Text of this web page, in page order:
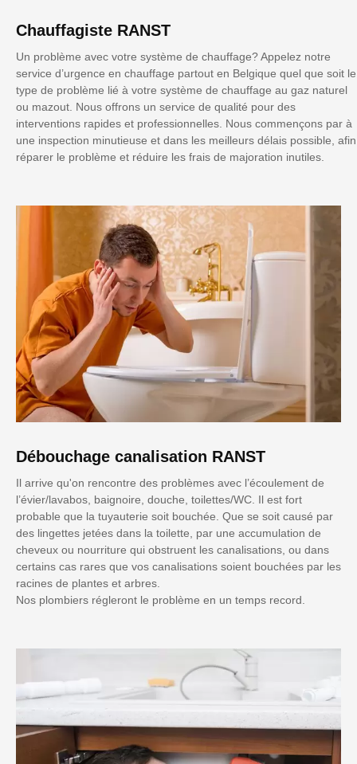
Chauffagiste RANST
Un problème avec votre système de chauffage? Appelez notre
service d’urgence en chauffage partout en Belgique quel que soit le
type de problème lié à votre système de chauffage au gaz naturel
ou mazout. Nous offrons un service de qualité pour des
interventions rapides et professionnelles. Nous commençons par à
une inspection minutieuse et dans les meilleurs délais possible, afin
réparer le problème et réduire les frais de majoration inutiles.
Débouchage canalisation RANST
Il arrive qu'on rencontre des problèmes avec l’écoulement de
l’évier/lavabos, baignoire, douche, toilettes/WC. Il est fort
probable que la tuyauterie soit bouchée. Que se soit causé par
des lingettes jetées dans la toilette, par une accumulation de
cheveux ou nourriture qui obstruent les canalisations, ou dans
certains cas rares que vos canalisations soient bouchées par les
racines de plantes et arbres.
Nos plombiers régleront le problème en un temps record.